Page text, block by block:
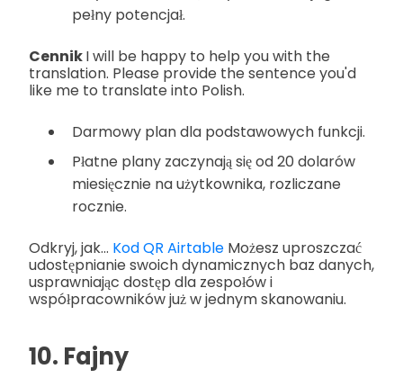
pełny potencjał.
CennikI will be happy to help you with the
translation. Please provide the sentence you'd
like me to translate into Polish.
Darmowy plan dla podstawowych funkcji.
Płatne plany zaczynają się od 20 dolarów
miesięcznie na użytkownika, rozliczane
rocznie.
Odkryj, jak... Kod QR Airtable Możesz uproszczać
udostępnianie swoich dynamicznych baz danych,
usprawniając dostęp dla zespołów i
współpracowników już w jednym skanowaniu.
10. Fajny